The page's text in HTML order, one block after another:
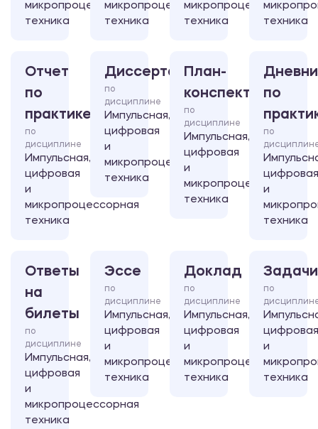
микропроцессорная
техника
микропроцессорная
техника
микропроцессорная
техника
техника
Отчет
по
практике
по
дисциплине
Импульсная,
цифровая
и
микропроцессорная
техника
Диссертация
по
дисциплине
Импульсная,
цифровая
и
микропроцессорная
техника
План-
конспект
по
дисциплине
Импульсная,
цифровая
и
микропроцессорная
техника
по
по
цифровая
и
техника
Ответы
на
билеты
по
дисциплине
Импульсная,
цифровая
и
микропроцессорная
техника
Эссе
по
дисциплине
Импульсная,
цифровая
и
микропроцессорная
техника
Доклад
по
дисциплине
Импульсная,
цифровая
и
микропроцессорная
техника
Задачи
по
цифровая
и
техника